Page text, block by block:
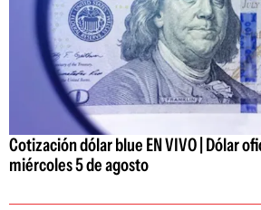
Cotización dólar blue EN VIVO | Dólar
miércoles 5 de agosto